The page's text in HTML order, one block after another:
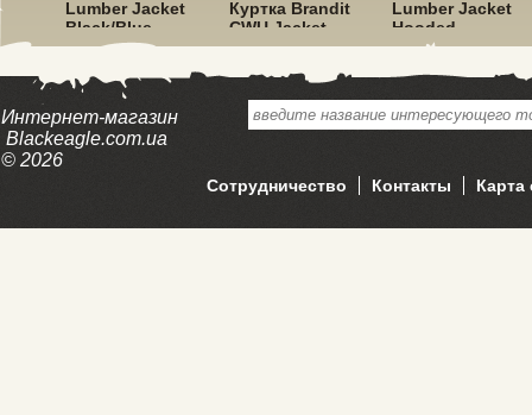
Lumber Jacket
Black/Blue
Куртка Brandit
CWU Jacket
Hooded Olive
Lumber Jacket
Hooded
Red/Black
Интернет-магазин
Blackeagle.com.ua
© 2026
Сотрудничество Контакты Карта